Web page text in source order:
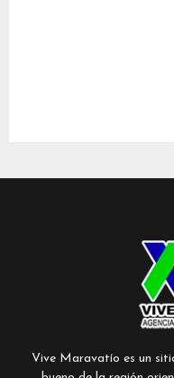
Vive Maravatío es un